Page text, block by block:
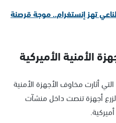
تهز إنستغرام.. موجة قرصنة
الأمنية الأميركية
أثارت مخاوف الأجهزة الأمنية
لزرع أجهزة تنصت داخل منشآت